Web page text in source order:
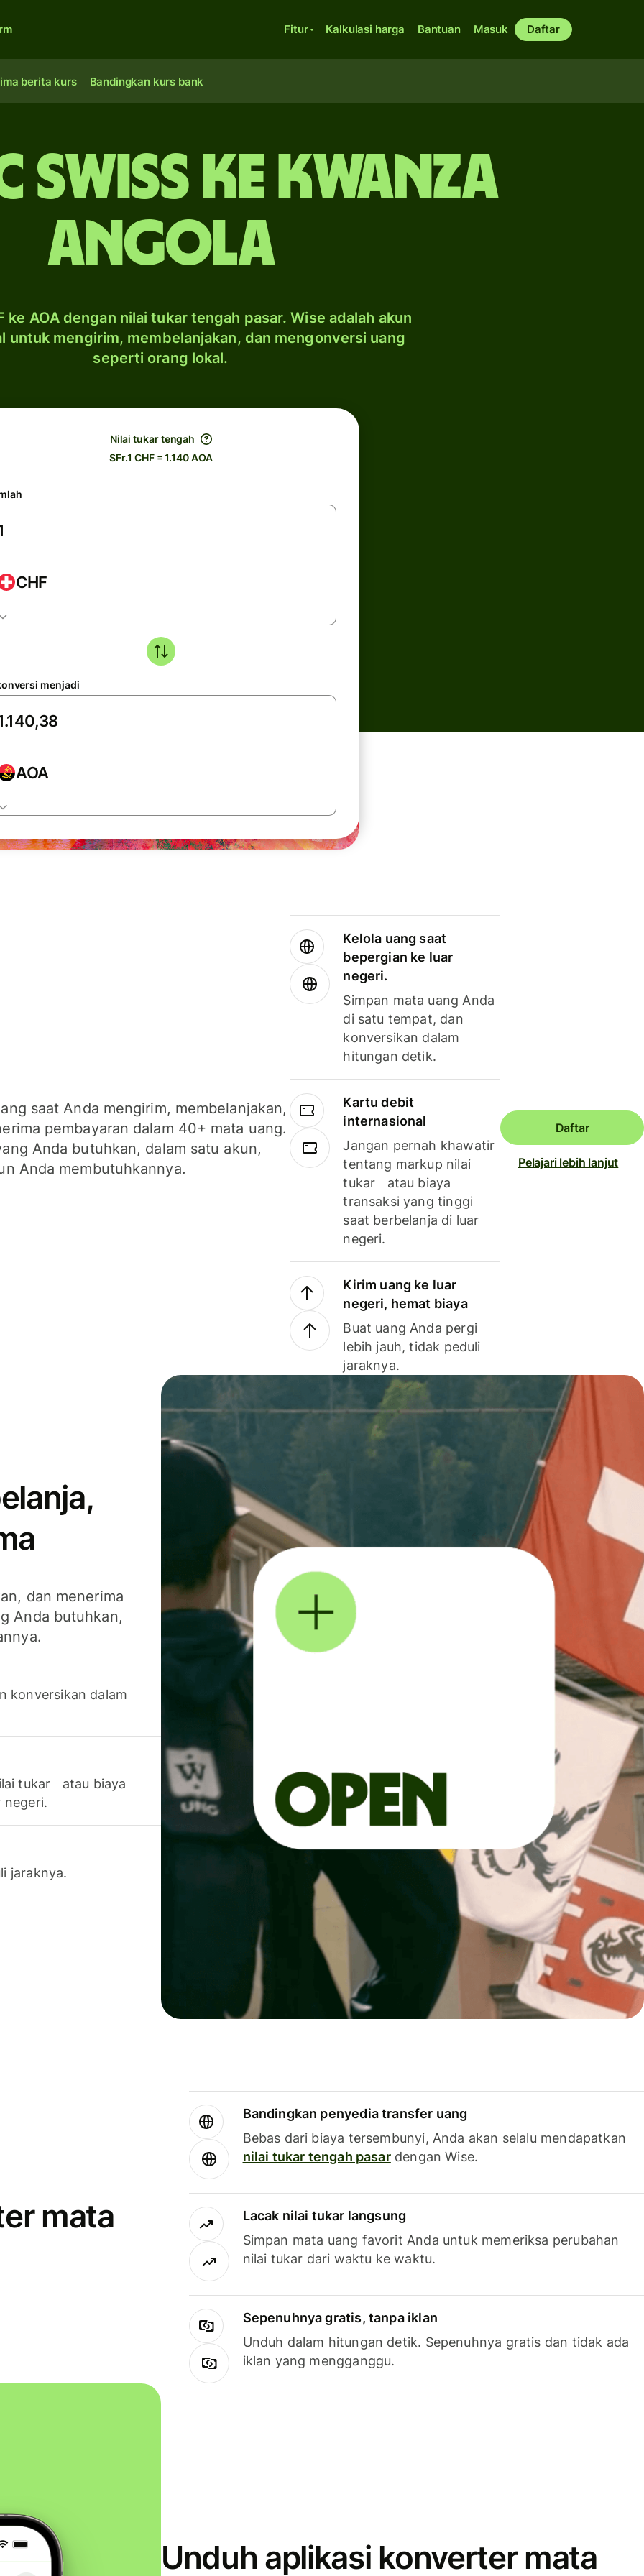
Fitur Kalkulasi harga Bantuan Masuk Daftar
berita kurs Bandingkan kurs bank
Swiss ke kwanza
Angola
ke AOA dengan nilai tukar tengah pasar. Wise adalah akun
untuk mengirim, membelanjakan, dan mengonversi uang
seperti orang lokal.
Nilai tukar tengah
SFr.1 CHF = 1.140 AOA
CHF
menjadi
AOA
saat Anda mengirim, membelanjakan,
pembayaran dalam 40+ mata uang.
Anda butuhkan, dalam satu akun,
Anda membutuhkannya.
Kelola uang saat
bepergian ke luar
negeri.
Simpan mata uang Anda
di satu tempat, dan
konversikan dalam
hitungan detik.
Kartu debit
internasional
Jangan pernah khawatir
tentang markup nilai
tukar atau biaya
transaksi yang tinggi
saat berbelanja di luar
negeri.
Kirim uang ke luar
negeri, hemat biaya
Buat uang Anda pergi
lebih jauh, tidak peduli
jaraknya.
Daftar
Pelajari lebih lanjut
dan menerima
Anda butuhkan,
konversikan dalam
tukar atau biaya
negeri.
jaraknya.
mata
Bandingkan penyedia transfer uang
Bebas dari biaya tersembunyi, Anda akan selalu mendapatkan
nilai tukar tengah pasardengan Wise.
Lacak nilai tukar langsung
Simpan mata uang favorit Anda untuk memeriksa perubahan
nilai tukar dari waktu ke waktu.
Sepenuhnya gratis, tanpa iklan
Unduh dalam hitungan detik. Sepenuhnya gratis dan tidak ada
iklan yang mengganggu.
Unduh aplikasi konverter mata